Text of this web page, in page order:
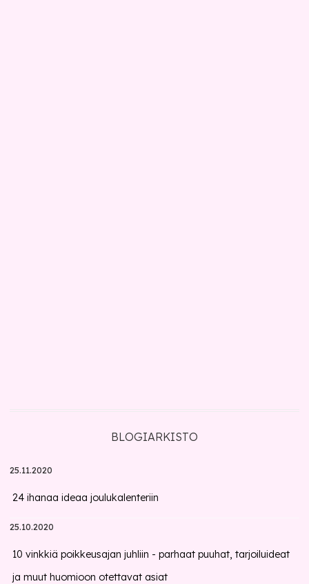
BLOGIARKISTO
25.11.2020
24 ihanaa ideaa joulukalenteriin
25.10.2020
10 vinkkiä poikkeusajan juhliin - parhaat puuhat, tarjoiluideat
ja muut huomioon otettavat asiat